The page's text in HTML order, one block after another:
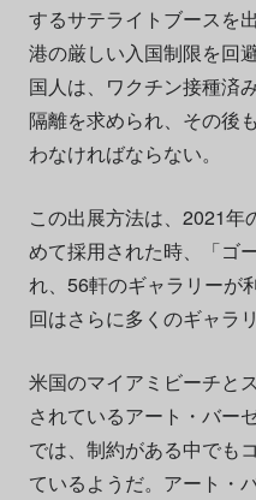
するサテライトブースを
港の厳しい入国制限を回
国人は、ワクチン接種済
隔離を求められ、その後
わなければならない。
この出展方法は、2021年
めて採用された時、「ゴ
れ、56軒のギャラリーが
回はさらに多くのギャラ
米国のマイアミビーチと
されているアート・バー
では、制約がある中でも
ているようだ。アート・